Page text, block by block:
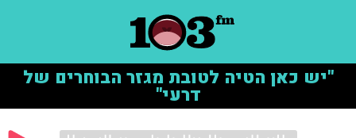
"יש כאן הטיה לטובת מגזר הבוחרים של
דרעי"